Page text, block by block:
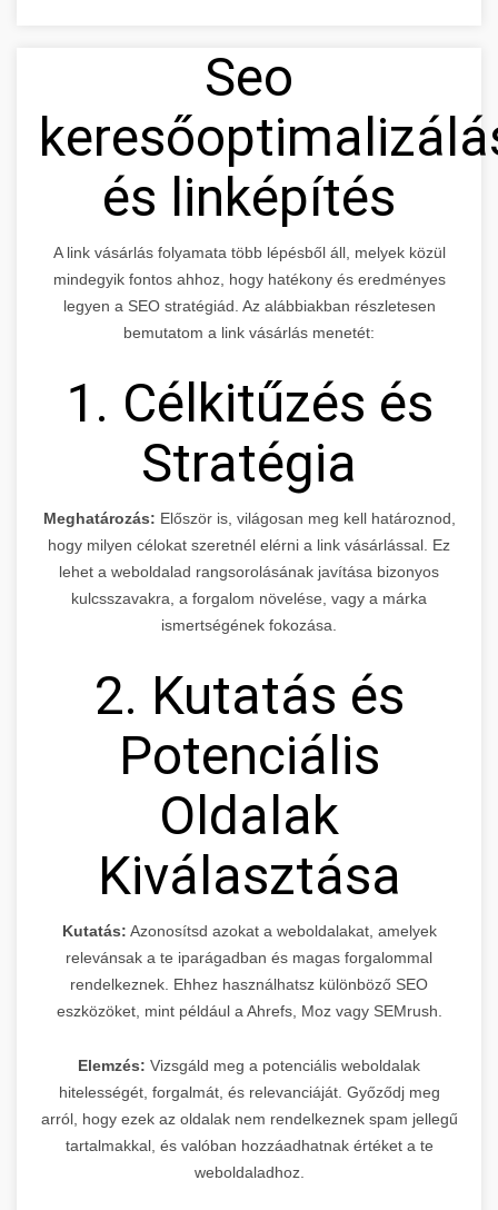
Seo
és linképítés
A link vásárlás folyamata több lépésből áll, melyek közül
mindegyik fontos ahhoz, hogy hatékony és eredményes
legyen a SEO stratégiád. Az alábbiakban részletesen
bemutatom a link vásárlás menetét:
1. Célkitűzés és
Stratégia
Meghatározás: Először is, világosan meg kell határoznod,
hogy milyen célokat szeretnél elérni a link vásárlással. Ez
lehet a weboldalad rangsorolásának javítása bizonyos
kulcsszavakra, a forgalom növelése, vagy a márka
ismertségének fokozása.
2. Kutatás és
Potenciális
Oldalak
Kiválasztása
Kutatás: Azonosítsd azokat a weboldalakat, amelyek
relevánsak a te iparágadban és magas forgalommal
rendelkeznek. Ehhez használhatsz különböző SEO
eszközöket, mint például a Ahrefs, Moz vagy SEMrush.
Elemzés: Vizsgáld meg a potenciális weboldalak
hitelességét, forgalmát, és relevanciáját. Győződj meg
arról, hogy ezek az oldalak nem rendelkeznek spam jellegű
tartalmakkal, és valóban hozzáadhatnak értéket a te
weboldaladhoz.